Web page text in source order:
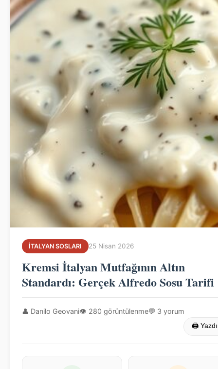
İTALYAN SOSLARI 25 Nisan 2026
Kremsi İtalyan Mutfağının Altın
Standardı: Gerçek Alfredo Sosu Tarifi
👤 Danilo Geovani👁 280 görüntülenme💬 3 yorum
🖨